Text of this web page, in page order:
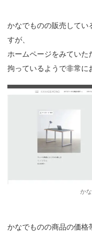
かなでものの販売して
すが、
ホームページをみていた
拘っているようで非常に
か
かなでものの商品の価格